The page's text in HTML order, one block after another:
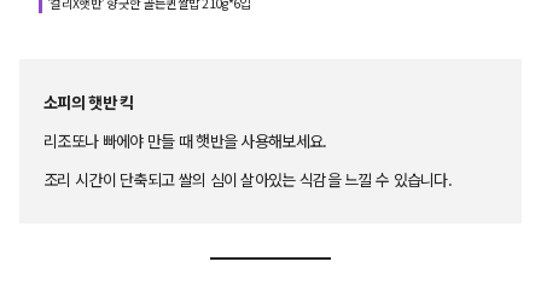
소피의 햇반 킥
리조또나 빠에야 만들 때 햇반을 사용해보세요.
조리 시간이 단축되고 쌀의 심이 살아있는 식감을 느낄 수 있습니다.